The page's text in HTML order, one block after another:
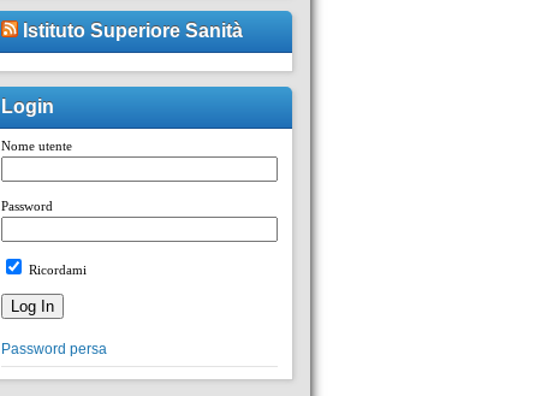
Istituto Superiore Sanità
Login
Nome utente
Password
Ricordami
Password persa